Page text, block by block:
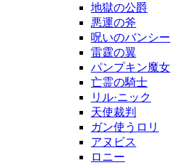
地獄の公爵
悪運の斧
呪いのバンシー
雷霆の翼
パンプキン魔女
亡霊の騎士
リル·ニック
天使裁判
ガン使うロリ
アヌビス
ロニー